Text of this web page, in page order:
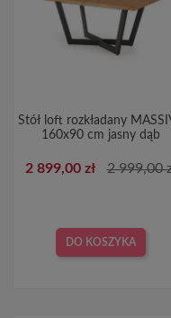
Stół loft rozkładany
160x90 cm jasny dąb
2 899,00 zł 2 999,00
DO KOSZYKA